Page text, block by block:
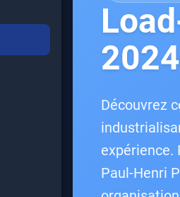
Découvrez
expérience.
Paul-Henri